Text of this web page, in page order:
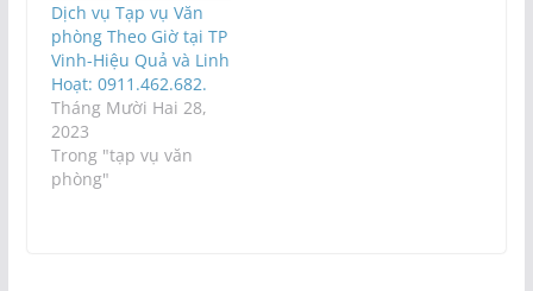
Dịch vụ Tạp vụ Văn
phòng Theo Giờ tại TP
Vinh-Hiệu Quả và Linh
Hoạt: 0911.462.682.
Tháng Mười Hai 28,
2023
Trong "tạp vụ văn
phòng"